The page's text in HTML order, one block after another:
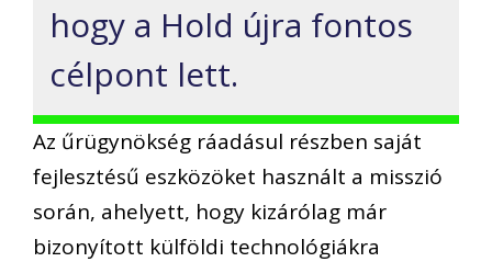
hogy a Hold újra fontos
célpont lett.
Az űrügynökség ráadásul részben saját
fejlesztésű eszközöket használt a misszió
során, ahelyett, hogy kizárólag már
bizonyított külföldi technológiákra